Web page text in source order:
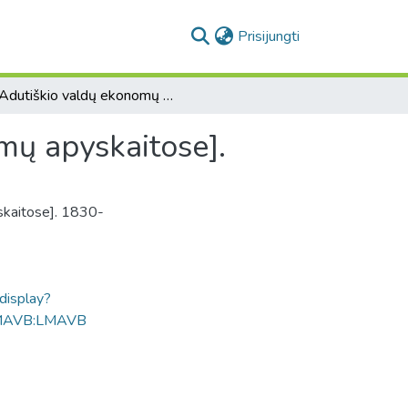
Prisijungti
[Adutiškio valdų ekonomų pasiaiškinimai dėl trūkumų apyskaitose].
apyskaitose].
1830-